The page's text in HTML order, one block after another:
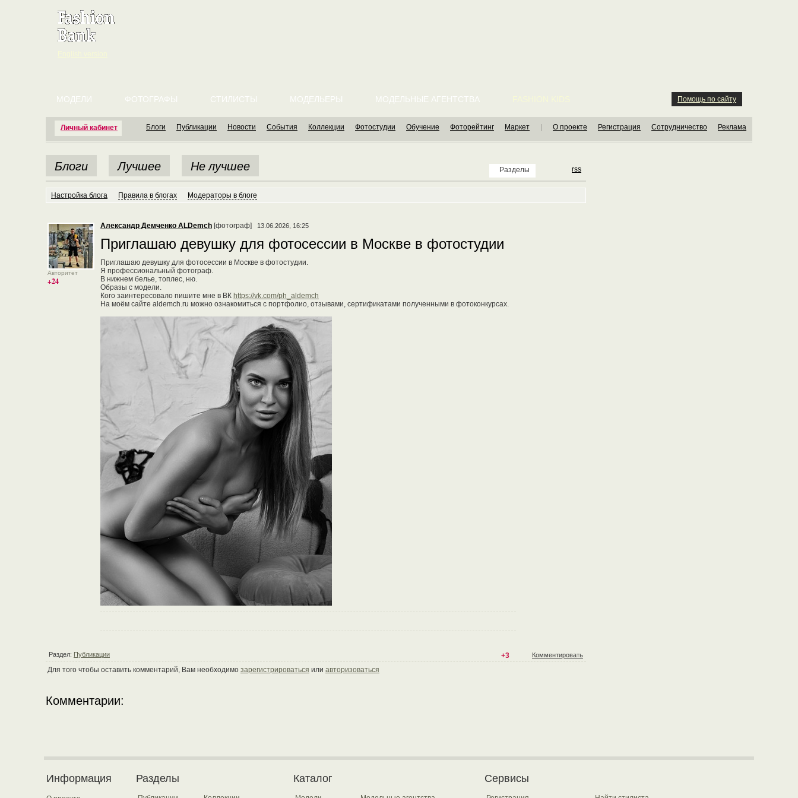
Личный кабинет
МОДЕЛИ ФОТОГРАФЫ СТИЛИСТЫ МОДЕЛЬЕРЫ МОДЕЛЬНЫЕ АГЕНТСТВА Помощь по сайту
Блоги Публикации Новости События Коллекции Фотостудии Обучение Фоторейтинг Маркет О проекте Регистрация Сотрудничество Реклама
Разделы rss
Блоги Лучшее Не лучшее
Настройка блога Правила в блогах Модераторы в блоге
Авторитет
+24
Александр Демченко ALDemch [фотограф] 13.06.2026, 16:25
Приглашаю девушку для фотосессии в Москве в фотостудии
Приглашаю девушку для фотосессии в Москве в фотостудии.
Я профессиональный фотограф.
В нижнем белье, топлес, ню.
Образы с модели.
Кого заинтересовало пишите мне в ВК https://vk.com/ph_aldemch
На моём сайте aldemch.ru можно ознакомиться с портфолио, отзывами, сертификатами полученными в фотоконкурсах.
+3 Комментировать
Раздел: Публикации
Для того чтобы оставить комментарий, Вам необходимо зарегистрироваться или авторизоваться
Комментарии:
Информация Разделы Каталог Сервисы